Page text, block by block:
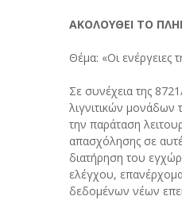
ΑΚΟΛΟΥΘΕΙ ΤΟ
Θέμα: «Οι ενέργειες
Σε συνέχεια της
λιγνιτικών μονάδων
την παράταση
απασχόλησης σε
διατήρηση του
ελέγχου,
δεδομένων νέων